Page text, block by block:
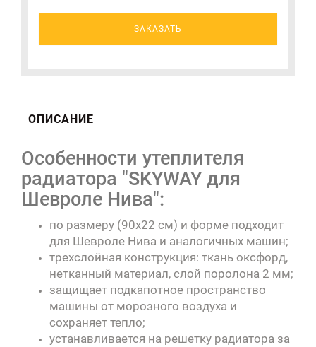
ЗАКАЗАТЬ
ОПИСАНИЕ
Особенности утеплителя
радиатора "SKYWAY для
Шевроле Нива":
по размеру (90х22 см) и форме подходит
для Шевроле Нива и аналогичных машин;
трехслойная конструкция: ткань оксфорд,
нетканный материал, слой поролона 2 мм;
защищает подкапотное пространство
машины от морозного воздуха и
сохраняет тепло;
устанавливается на решетку радиатора за